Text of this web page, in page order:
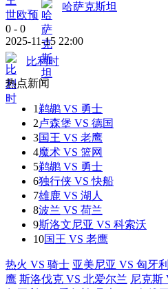
世欧预
哈萨克斯坦
0 - 0
2025-11-15 22:00
比利时
热点新闻
1 鹈鹕 VS 勇士
2卢森堡 VS 德国
3国王 VS 老鹰
4魔术 VS 篮网
5鹈鹕 VS 勇士
6独行侠 VS 快船
7雄鹿 VS 湖人
8波兰 VS 荷兰
9斯洛文尼亚 VS 科索沃
10国王 VS 老鹰
热火 VS 骑士 亚美尼亚 VS 匈牙利
鹰 斯洛伐克 VS 北爱尔兰 尼克斯